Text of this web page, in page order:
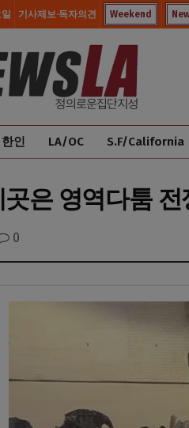
기사제보·독자의견 Weekend
한인 LA/OC S.F/California
곳은 영역다툼
0